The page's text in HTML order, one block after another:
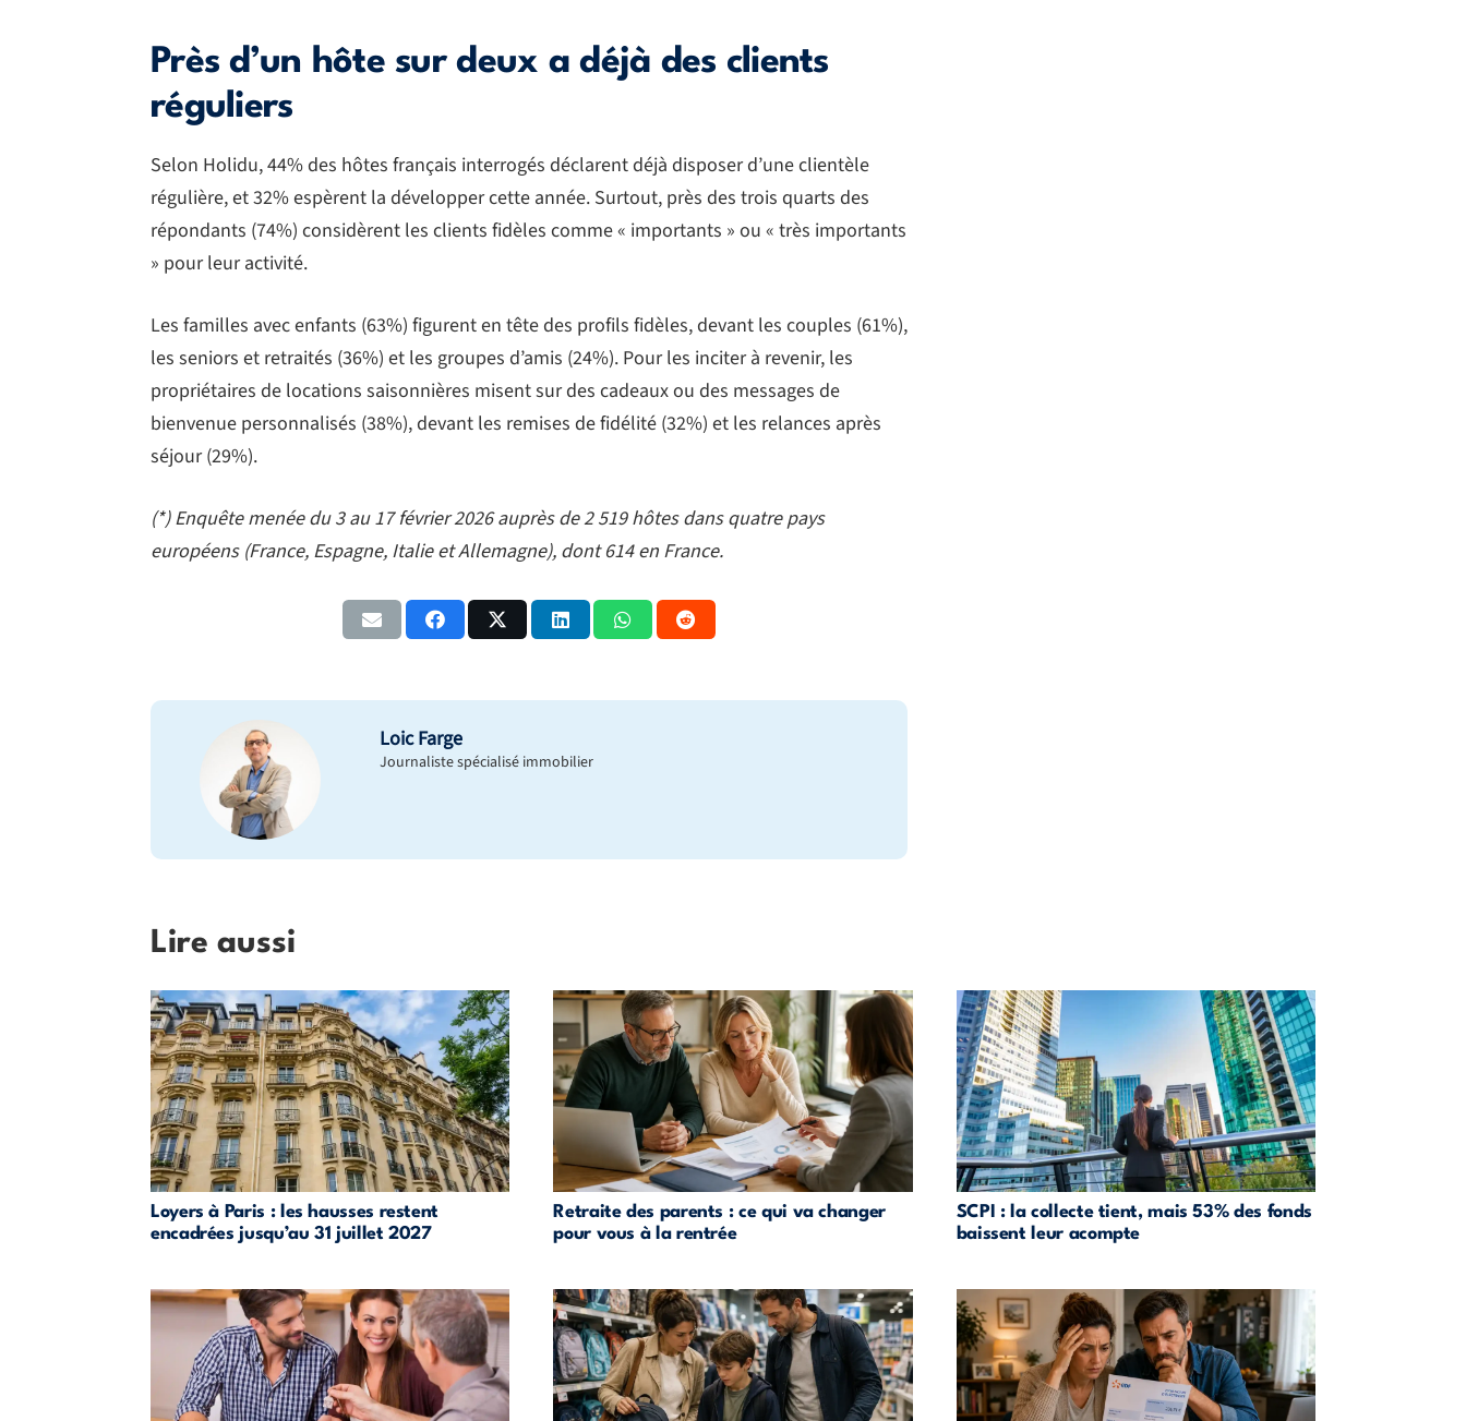
Près d’un hôte sur deux a déjà des clients
réguliers
Selon Holidu, 44% des hôtes français interrogés déclarent déjà disposer d’une clientèle
régulière, et 32% espèrent la développer cette année. Surtout, près des trois quarts des
répondants (74%) considèrent les clients fidèles comme « importants » ou « très importants
» pour leur activité.
Les familles avec enfants (63%) figurent en tête des profils fidèles, devant les couples (61%),
les seniors et retraités (36%) et les groupes d’amis (24%). Pour les inciter à revenir, les
propriétaires de locations saisonnières misent sur des cadeaux ou des messages de
bienvenue personnalisés (38%), devant les remises de fidélité (32%) et les relances après
séjour (29%).
(*) Enquête menée du 3 au 17 février 2026 auprès de 2 519 hôtes dans quatre pays
européens (France, Espagne, Italie et Allemagne), dont 614 en France.
Loic Farge
Journaliste spécialisé immobilier
Lire aussi
Loyers à Paris : les hausses restent
encadrées jusqu’au 31 juillet 2027
Retraite des parents : ce qui va changer
pour vous à la rentrée
SCPI : la collecte tient, mais 53% des fonds
baissent leur acompte